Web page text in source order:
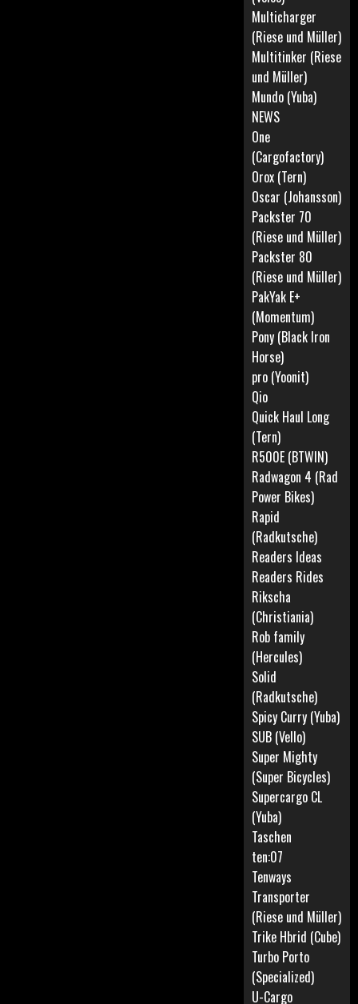
Multicharger
(Riese und Müller)
Multitinker (Riese
und Müller)
Mundo (Yuba)
NEWS
One
(Cargofactory)
Orox (Tern)
Oscar (Johansson)
Packster 70
(Riese und Müller)
Packster 80
(Riese und Müller)
PakYak E+
(Momentum)
Pony (Black Iron
Horse)
pro (Yoonit)
Qio
Quick Haul Long
(Tern)
R500E (BTWIN)
Radwagon 4 (Rad
Power Bikes)
Rapid
(Radkutsche)
Readers Ideas
Readers Rides
Rikscha
(Christiania)
Rob family
(Hercules)
Solid
(Radkutsche)
Spicy Curry (Yuba)
SUB (Vello)
Super Mighty
(Super Bicycles)
Supercargo CL
(Yuba)
Taschen
ten:07
Tenways
Transporter
(Riese und Müller)
Trike Hbrid (Cube)
Turbo Porto
(Specialized)
U-Cargo